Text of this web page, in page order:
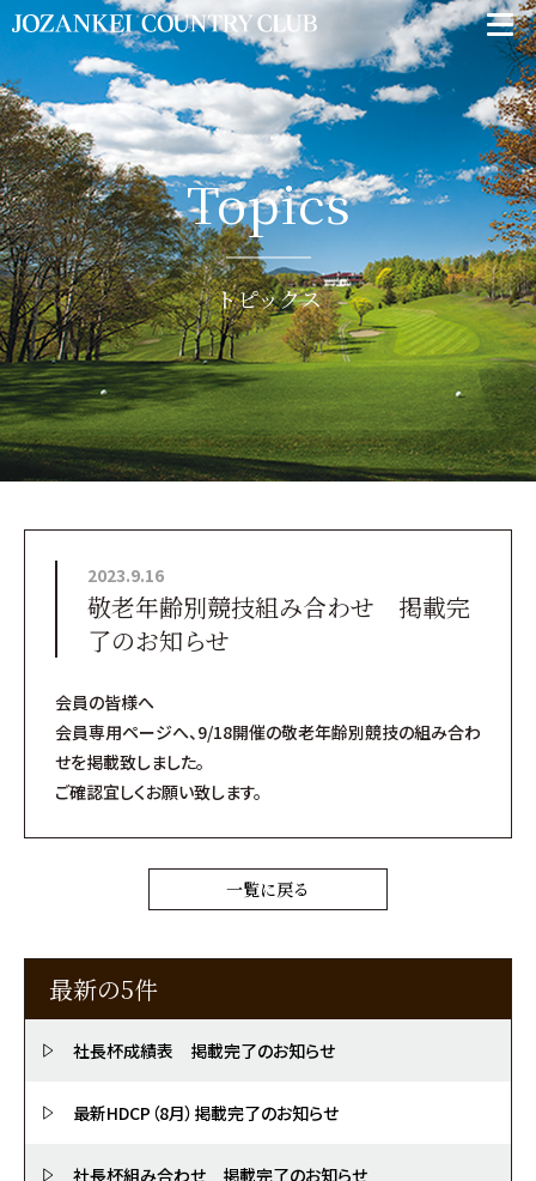
Topics
トピックス
2023.9.16
敬老年齢別競技組み合わせ 掲載完
了のお知らせ
会員の皆様へ
会員専用ページへ、9/18開催の敬老年齢別競技の組み合わ
せを掲載致しました。
ご確認宜しくお願い致します。
一覧に戻る
最新の5件
社長杯成績表 掲載完了のお知らせ
最新HDCP（8月）掲載完了のお知らせ
社長杯組み合わせ 掲載完了のお知らせ